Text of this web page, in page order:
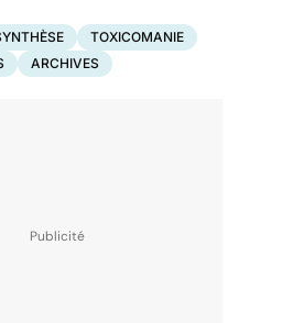
TOXICOMANIE
ARCHIVES